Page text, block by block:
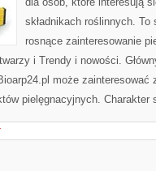
składnikach roślinnych.
rosnące zainteresowanie
i Trendy i nowości.
może zainteresować
pielęgnacyjnych.